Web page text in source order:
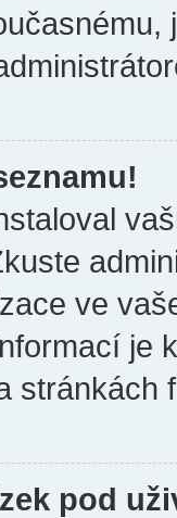
ve
je
stránkách
pod